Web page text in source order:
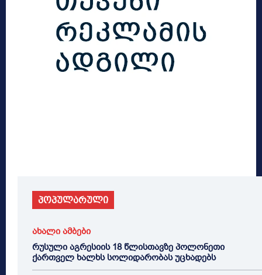
პოპულარული
ახალი ამბები
რუსული აგრესიის 18 წლისთავზე პოლონეთი
ქართველ ხალხს სოლიდარობას უცხადებს